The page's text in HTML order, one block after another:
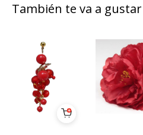
También te va a gustar